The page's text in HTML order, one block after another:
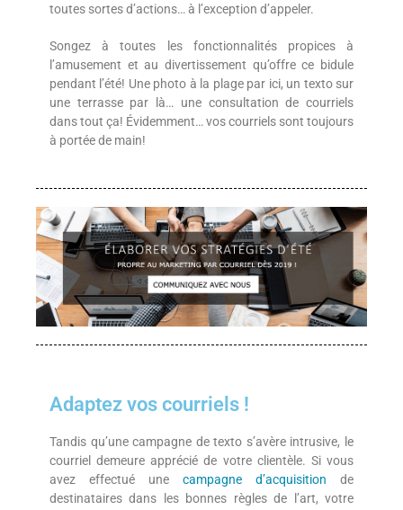
toutes sortes d’actions… à l’exception d’appeler.
Songez à toutes les fonctionnalités propices à
l’amusement et au divertissement qu’offre ce bidule
pendant l’été! Une photo à la plage par ici, un texto sur
une terrasse par là… une consultation de courriels
dans tout ça! Évidemment… vos courriels sont toujours
à portée de main!
Adaptez vos courriels !
Tandis qu’une campagne de texto s’avère intrusive, le
courriel demeure apprécié de votre clientèle. Si vous
avez effectué une campagne d’acquisition de
destinataires dans les bonnes règles de l’art, votre